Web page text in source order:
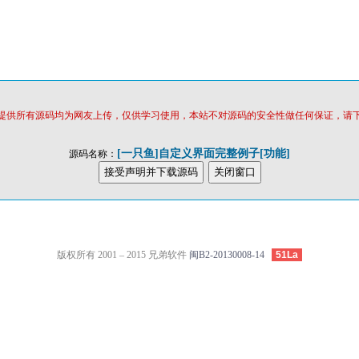
供所有源码均为网友上传，仅供学习使用，本站不对源码的安全性做任何保证，请
源码名称： [一只鱼]自定义界面完整例子[功能]
版权所有 2001 – 2015 兄弟软件 闽B2-20130008-14 51La